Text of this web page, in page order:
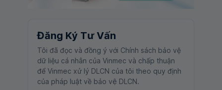
Đăng Ký Tư Vấn
Tôi đã đọc và đồng ý với Chính sách bảo vệ
dữ liệu cá nhân của Vinmec và chấp thuận
để Vinmec xử lý DLCN của tôi theo quy định
của pháp luật về bảo vệ DLCN.